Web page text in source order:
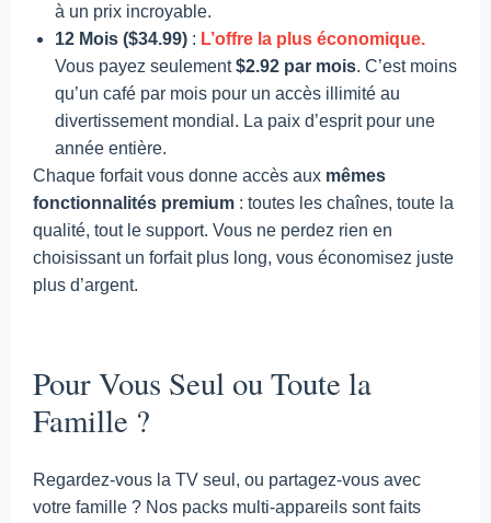
à un prix incroyable.
12 Mois ($34.99) : L’offre la plus économique.
Vous payez seulement$2.92 par mois. C’est moins
qu’un café par mois pour un accès illimité au
divertissement mondial. La paix d’esprit pour une
année entière.
Chaque forfait vous donne accès aux mêmes
fonctionnalités premium : toutes les chaînes, toute la
qualité, tout le support. Vous ne perdez rien en
choisissant un forfait plus long, vous économisez juste
plus d’argent.
Pour Vous Seul ou Toute la
Famille ?
Regardez-vous la TV seul, ou partagez-vous avec
votre famille ? Nos packs multi-appareils sont faits